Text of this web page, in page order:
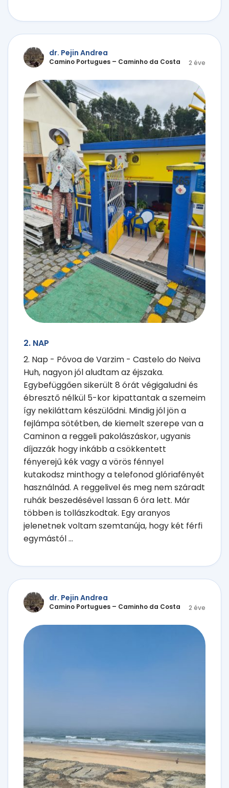
dr. Pejin Andrea
Camino Portugues – Caminho da Costa 2 éve
2. NAP
2. Nap - Póvoa de Varzim - Castelo do Neiva
Huh, nagyon jól aludtam az éjszaka.
Egybefüggően sikerült 8 órát végigaludni és
ébresztő nélkül 5-kor kipattantak a szemeim
így nekiláttam készülődni. Mindig jól jön a
fejlámpa sötétben, de kiemelt szerepe van a
Caminon a reggeli pakolászáskor, ugyanis
díjazzák hogy inkább a csökkentett
fényerejű kék vagy a vörös fénnyel
kutakodsz minthogy a telefonod glóriafényét
használnád. A reggelivel és meg nem száradt
ruhák beszedésével lassan 6 óra lett. Már
többen is tollászkodtak. Egy aranyos
jelenetnek voltam szemtanúja, hogy két férfi
egymástól ...
dr. Pejin Andrea
Camino Portugues – Caminho da Costa 2 éve